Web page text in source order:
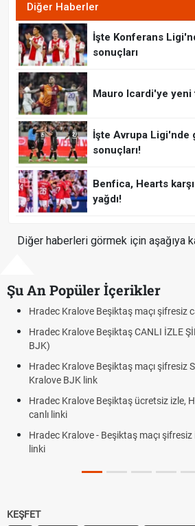
Diğer Haberler
İşte Konferans
sonuçları
Mauro Icardi'ye yeni
İşte Avrupa Ligi'nde
sonuçları!
Benfica, Hearts
yağdı!
Diğer haberleri görmek için aşağıya
Şu An Popüler İçerikler
Kralove
Hradec
maçı
Plus
Hradec Kralove - Beşiktaş
Hradec Kralove Beşiktaş
Trivela Nedir? Trivela Vuruşu
Röveşata Nedir? Röveşata
Plonjon Nedir? Kalecilikte
KEŞFET